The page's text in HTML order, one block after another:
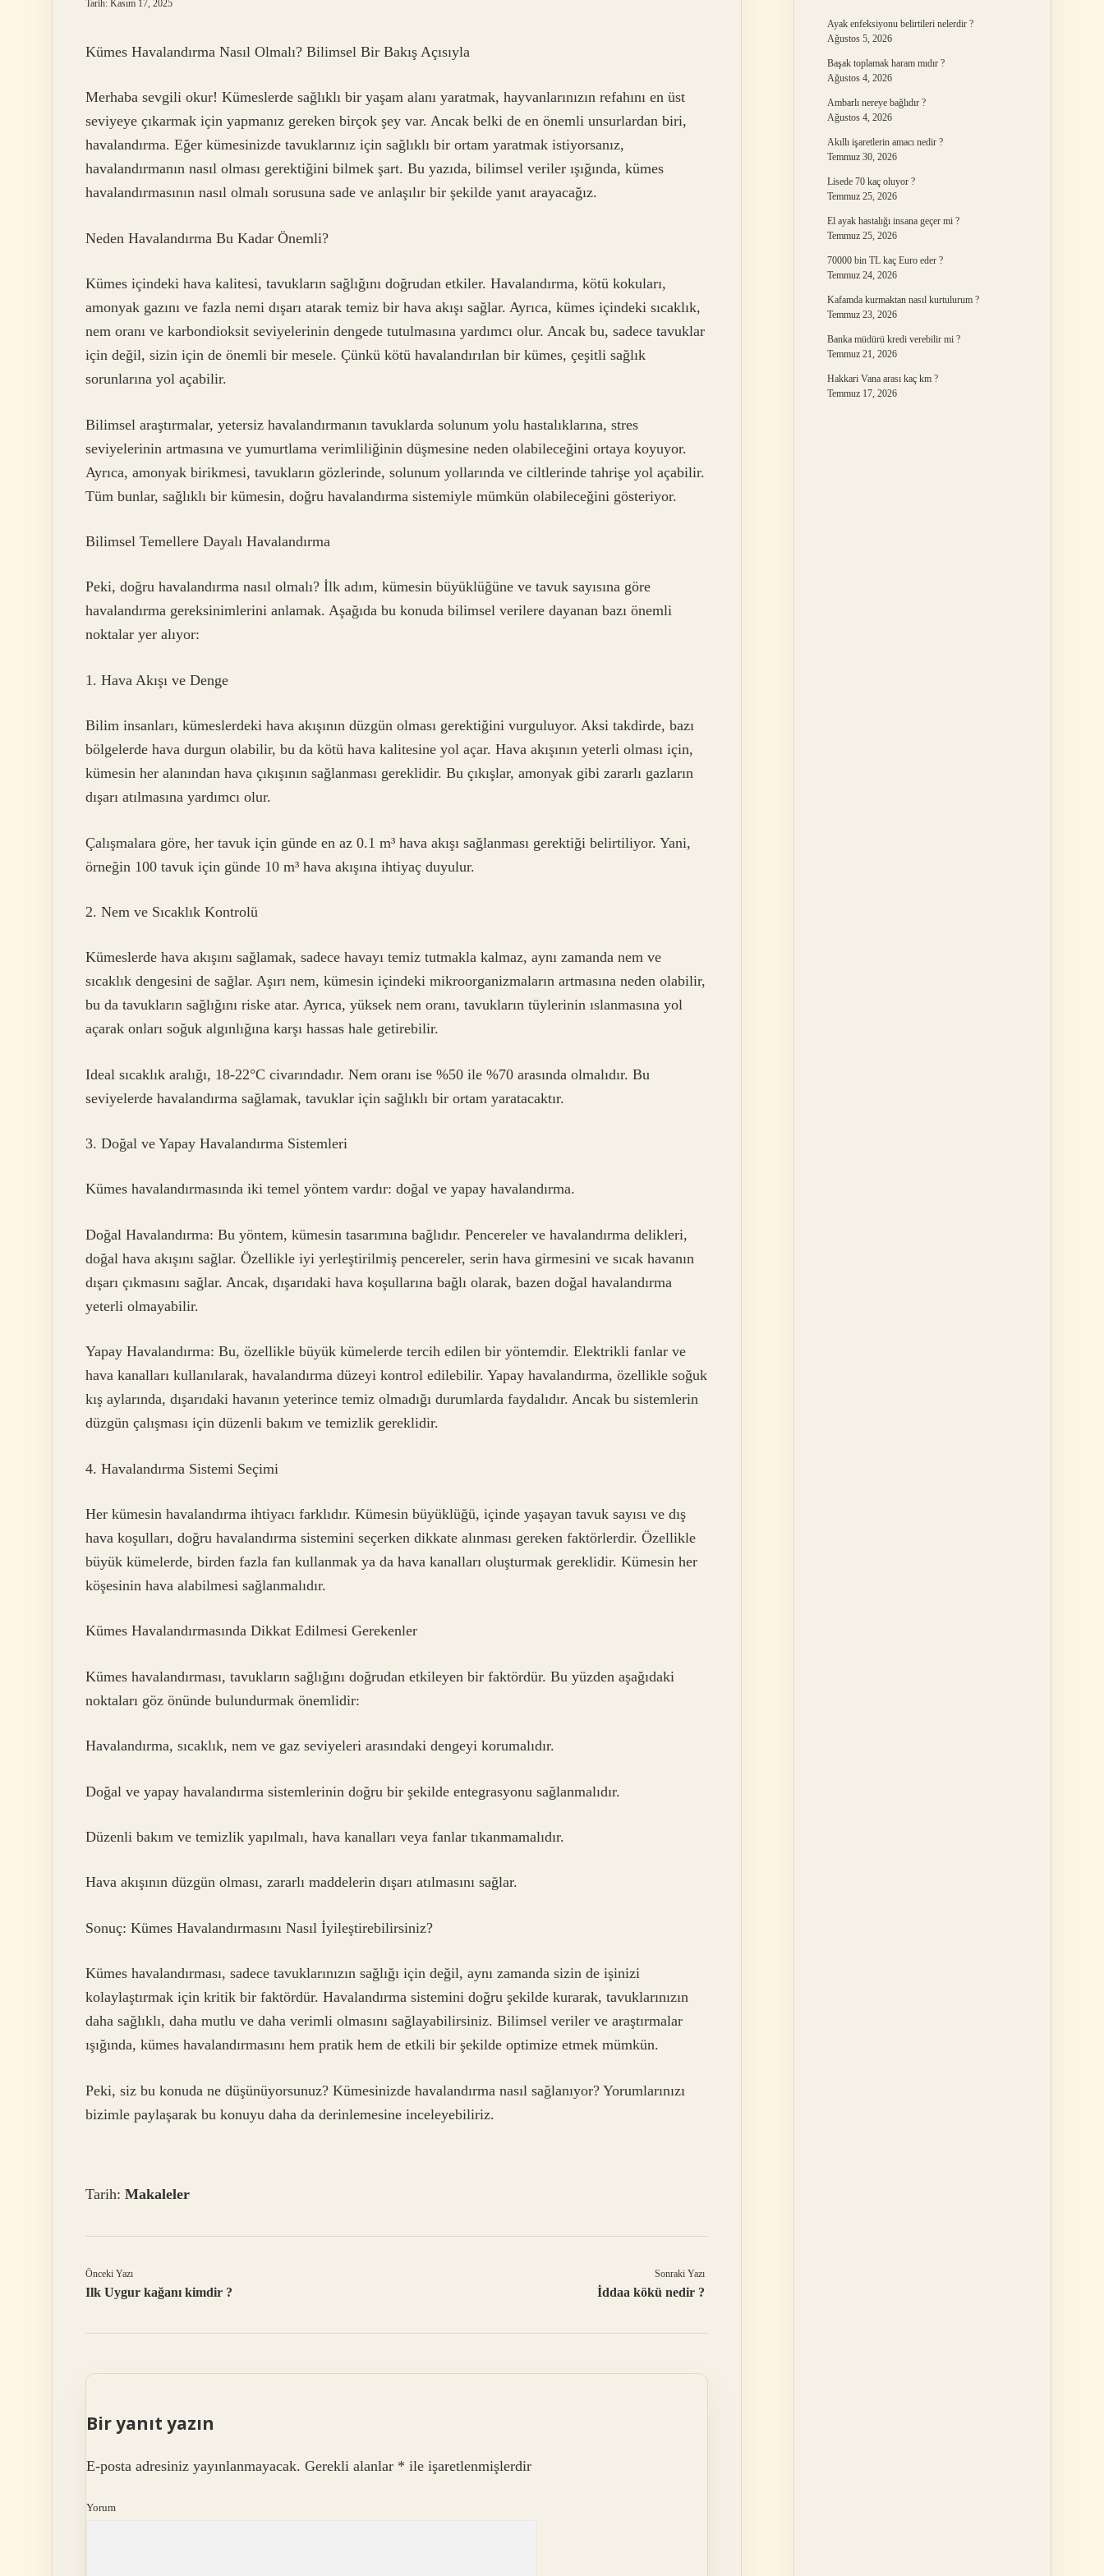
Tarih: Kasım 17, 2025
Kümes Havalandırma Nasıl Olmalı? Bilimsel Bir Bakış Açısıyla
Merhaba sevgili okur! Kümeslerde sağlıklı bir yaşam alanı yaratmak, hayvanlarınızın refahını en üst
seviyeye çıkarmak için yapmanız gereken birçok şey var. Ancak belki de en önemli unsurlardan biri,
havalandırma. Eğer kümesinizde tavuklarınız için sağlıklı bir ortam yaratmak istiyorsanız,
havalandırmanın nasıl olması gerektiğini bilmek şart. Bu yazıda, bilimsel veriler ışığında, kümes
havalandırmasının nasıl olmalı sorusuna sade ve anlaşılır bir şekilde yanıt arayacağız.
Neden Havalandırma Bu Kadar Önemli?
Kümes içindeki hava kalitesi, tavukların sağlığını doğrudan etkiler. Havalandırma, kötü kokuları,
amonyak gazını ve fazla nemi dışarı atarak temiz bir hava akışı sağlar. Ayrıca, kümes içindeki sıcaklık,
nem oranı ve karbondioksit seviyelerinin dengede tutulmasına yardımcı olur. Ancak bu, sadece tavuklar
için değil, sizin için de önemli bir mesele. Çünkü kötü havalandırılan bir kümes, çeşitli sağlık
sorunlarına yol açabilir.
Bilimsel araştırmalar, yetersiz havalandırmanın tavuklarda solunum yolu hastalıklarına, stres
seviyelerinin artmasına ve yumurtlama verimliliğinin düşmesine neden olabileceğini ortaya koyuyor.
Ayrıca, amonyak birikmesi, tavukların gözlerinde, solunum yollarında ve ciltlerinde tahrişe yol açabilir.
Tüm bunlar, sağlıklı bir kümesin, doğru havalandırma sistemiyle mümkün olabileceğini gösteriyor.
Bilimsel Temellere Dayalı Havalandırma
Peki, doğru havalandırma nasıl olmalı? İlk adım, kümesin büyüklüğüne ve tavuk sayısına göre
havalandırma gereksinimlerini anlamak. Aşağıda bu konuda bilimsel verilere dayanan bazı önemli
noktalar yer alıyor:
1. Hava Akışı ve Denge
Bilim insanları, kümeslerdeki hava akışının düzgün olması gerektiğini vurguluyor. Aksi takdirde, bazı
bölgelerde hava durgun olabilir, bu da kötü hava kalitesine yol açar. Hava akışının yeterli olması için,
kümesin her alanından hava çıkışının sağlanması gereklidir. Bu çıkışlar, amonyak gibi zararlı gazların
dışarı atılmasına yardımcı olur.
Çalışmalara göre, her tavuk için günde en az 0.1 m³ hava akışı sağlanması gerektiği belirtiliyor. Yani,
örneğin 100 tavuk için günde 10 m³ hava akışına ihtiyaç duyulur.
2. Nem ve Sıcaklık Kontrolü
Kümeslerde hava akışını sağlamak, sadece havayı temiz tutmakla kalmaz, aynı zamanda nem ve
sıcaklık dengesini de sağlar. Aşırı nem, kümesin içindeki mikroorganizmaların artmasına neden olabilir,
bu da tavukların sağlığını riske atar. Ayrıca, yüksek nem oranı, tavukların tüylerinin ıslanmasına yol
açarak onları soğuk algınlığına karşı hassas hale getirebilir.
Ideal sıcaklık aralığı, 18-22°C civarındadır. Nem oranı ise %50 ile %70 arasında olmalıdır. Bu
seviyelerde havalandırma sağlamak, tavuklar için sağlıklı bir ortam yaratacaktır.
3. Doğal ve Yapay Havalandırma Sistemleri
Kümes havalandırmasında iki temel yöntem vardır: doğal ve yapay havalandırma.
Doğal Havalandırma: Bu yöntem, kümesin tasarımına bağlıdır. Pencereler ve havalandırma delikleri,
doğal hava akışını sağlar. Özellikle iyi yerleştirilmiş pencereler, serin hava girmesini ve sıcak havanın
dışarı çıkmasını sağlar. Ancak, dışarıdaki hava koşullarına bağlı olarak, bazen doğal havalandırma
yeterli olmayabilir.
Yapay Havalandırma: Bu, özellikle büyük kümelerde tercih edilen bir yöntemdir. Elektrikli fanlar ve
hava kanalları kullanılarak, havalandırma düzeyi kontrol edilebilir. Yapay havalandırma, özellikle soğuk
kış aylarında, dışarıdaki havanın yeterince temiz olmadığı durumlarda faydalıdır. Ancak bu sistemlerin
düzgün çalışması için düzenli bakım ve temizlik gereklidir.
4. Havalandırma Sistemi Seçimi
Her kümesin havalandırma ihtiyacı farklıdır. Kümesin büyüklüğü, içinde yaşayan tavuk sayısı ve dış
hava koşulları, doğru havalandırma sistemini seçerken dikkate alınması gereken faktörlerdir. Özellikle
büyük kümelerde, birden fazla fan kullanmak ya da hava kanalları oluşturmak gereklidir. Kümesin her
köşesinin hava alabilmesi sağlanmalıdır.
Kümes Havalandırmasında Dikkat Edilmesi Gerekenler
Kümes havalandırması, tavukların sağlığını doğrudan etkileyen bir faktördür. Bu yüzden aşağıdaki
noktaları göz önünde bulundurmak önemlidir:
Havalandırma, sıcaklık, nem ve gaz seviyeleri arasındaki dengeyi korumalıdır.
Doğal ve yapay havalandırma sistemlerinin doğru bir şekilde entegrasyonu sağlanmalıdır.
Düzenli bakım ve temizlik yapılmalı, hava kanalları veya fanlar tıkanmamalıdır.
Hava akışının düzgün olması, zararlı maddelerin dışarı atılmasını sağlar.
Sonuç: Kümes Havalandırmasını Nasıl İyileştirebilirsiniz?
Kümes havalandırması, sadece tavuklarınızın sağlığı için değil, aynı zamanda sizin de işinizi
kolaylaştırmak için kritik bir faktördür. Havalandırma sistemini doğru şekilde kurarak, tavuklarınızın
daha sağlıklı, daha mutlu ve daha verimli olmasını sağlayabilirsiniz. Bilimsel veriler ve araştırmalar
ışığında, kümes havalandırmasını hem pratik hem de etkili bir şekilde optimize etmek mümkün.
Peki, siz bu konuda ne düşünüyorsunuz? Kümesinizde havalandırma nasıl sağlanıyor? Yorumlarınızı
bizimle paylaşarak bu konuyu daha da derinlemesine inceleyebiliriz.
Tarih: Makaleler
Önceki Yazı
Ilk Uygur kağanı kimdir ?
Sonraki Yazı
İddaa kökü nedir ?
Bir yanıt yazın
E-posta adresiniz yayınlanmayacak. Gerekli alanlar * ile işaretlenmişlerdir
Yorum
Ayak enfeksiyonu belirtileri nelerdir ?
Ağustos 5, 2026
Başak toplamak haram mıdır ?
Ağustos 4, 2026
Ambarlı nereye bağlıdır ?
Ağustos 4, 2026
Akıllı işaretlerin amacı nedir ?
Temmuz 30, 2026
Lisede 70 kaç oluyor ?
Temmuz 25, 2026
El ayak hastalığı insana geçer mi ?
Temmuz 25, 2026
70000 bin TL kaç Euro eder ?
Temmuz 24, 2026
Kafamda kurmaktan nasıl kurtulurum ?
Temmuz 23, 2026
Banka müdürü kredi verebilir mi ?
Temmuz 21, 2026
Hakkari Vana arası kaç km ?
Temmuz 17, 2026